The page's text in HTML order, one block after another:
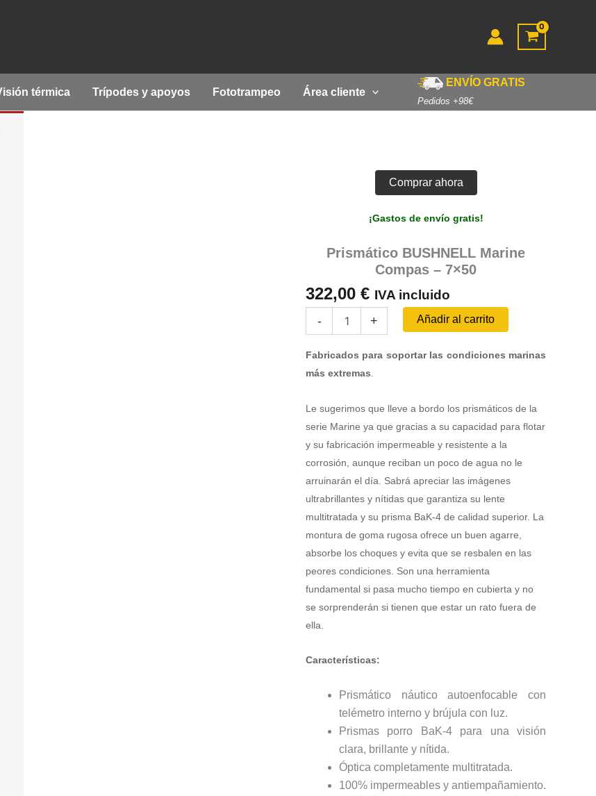
térmica Trípodes y apoyos Fototrampeo Área cliente
ENVÍO GRATIS
Pedidos +98€
Comprar ahora
¡Gastos de envío gratis!
Prismático BUSHNELL Marine
Compas – 7×50
322,00 € IVA incluido
-
BUSHNELL
Compas
-
+ Añadir al carrito
Fabricados para soportar las condiciones marinas
más extremas.
Le sugerimos que lleve a bordo los prismáticos de la
serie Marine ya que gracias a su capacidad para flotar
y su fabricación impermeable y resistente a la
corrosión, aunque reciban un poco de agua no le
arruinarán el día. Sabrá apreciar las imágenes
ultrabrillantes y nítidas que garantiza su lente
multitratada y su prisma BaK-4 de calidad superior. La
montura de goma rugosa ofrece un buen agarre,
absorbe los choques y evita que se resbalen en las
peores condiciones. Son una herramienta
fundamental si pasa mucho tiempo en cubierta y no
se sorprenderán si tienen que estar un rato fuera de
ella.
Características:
Prismático náutico autoenfocable con
telémetro interno y brújula con luz.
Prismas porro BaK-4 para una visión
clara, brillante y nítida.
Óptica completamente multitratada.
100% impermeables y antiempañamiento.